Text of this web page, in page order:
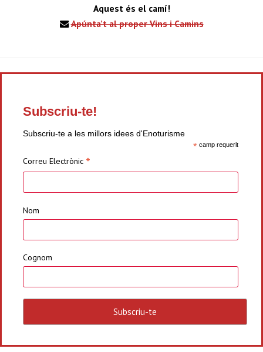
Aquest és el camí!
Apúnta’t al proper Vins i Camins
Subscriu-te!
Subscriu-te a les millors idees d'Enoturisme
*camp requerit
Correu Electrònic *
Nom
Cognom